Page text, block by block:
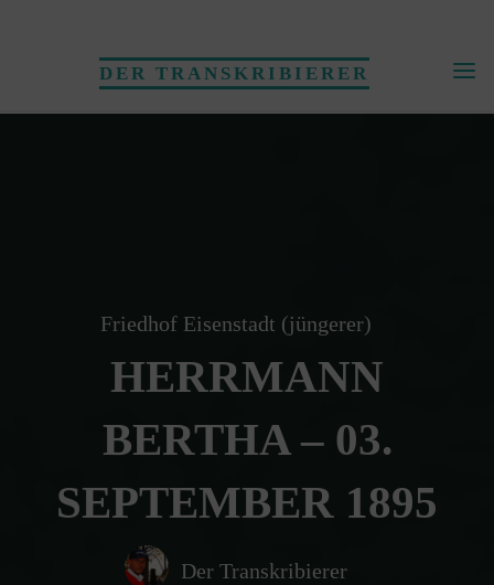
DER TRANSKRIBIERER
Friedhof Eisenstadt (jüngerer)
HERRMANN
BERTHA – 03.
SEPTEMBER 1895
Der Transkribierer